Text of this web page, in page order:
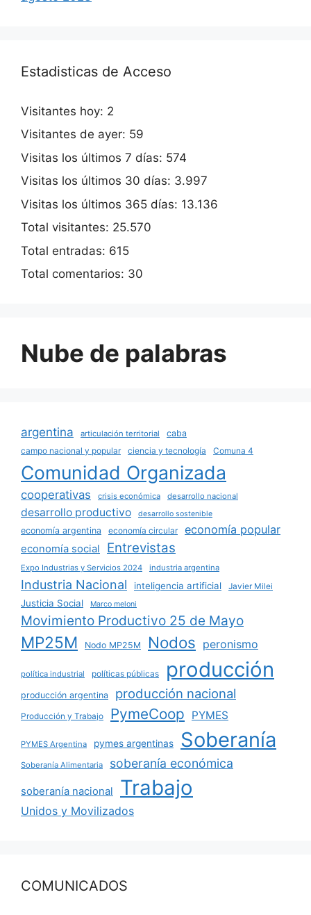
Estadisticas de Acceso
Visitantes hoy: 2
Visitantes de ayer: 59
Visitas los últimos 7 días: 574
Visitas los últimos 30 días: 3.997
Visitas los últimos 365 días: 13.136
Total visitantes: 25.570
Total entradas: 615
Total comentarios: 30
Nube de palabras
argentina articulación territorial
caba
campo nacional y popular
ciencia y tecnología Comuna 4
Comunidad Organizada
cooperativas crisis económica desarrollo nacional
desarrollo productivo desarrollo sostenible
economía argentina economía circular economía popular
economía social Entrevistas
Expo Industrias y Servicios 2024 industria argentina
Industria Nacional inteligencia artificial Javier Milei
Justicia Social Marco meloni
Movimiento Productivo 25 de Mayo
MP25M Nodo MP25M Nodos peronismo
política industrial políticas públicas producción
producción argentina producción nacional
Producción y Trabajo PymeCoop PYMES
PYMES Argentina pymes argentinas Soberanía
Soberanía Alimentaria soberanía económica
soberanía nacional Trabajo
Unidos y Movilizados
COMUNICADOS